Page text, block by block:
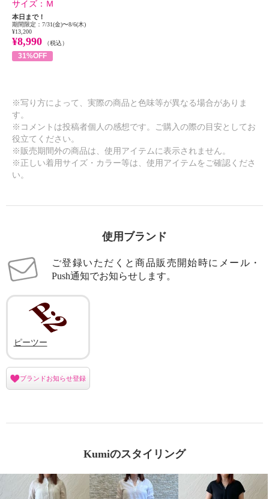
サイズ： Ｍ
本日まで！
期間限定：7/31(金)〜8/6(木)
¥13,200
¥8,990 （税込）
31%OFF
※写り方によって、実際の商品と色味等が異なる場合がありま
す。
※コメントは投稿者個人の感想です。ご購入の際の目安としてお
役立てください。
※販売期間外の商品は、使用アイテムに表示されません。
※正しい着用サイズ・カラー等は、使用アイテムをご確認くださ
い。
使用ブランド
ご登録いただくと商品販売開始時にメール・
Push通知でお知らせします。
ピーツー
ブランドお知らせ登録
Kumiのスタイリング